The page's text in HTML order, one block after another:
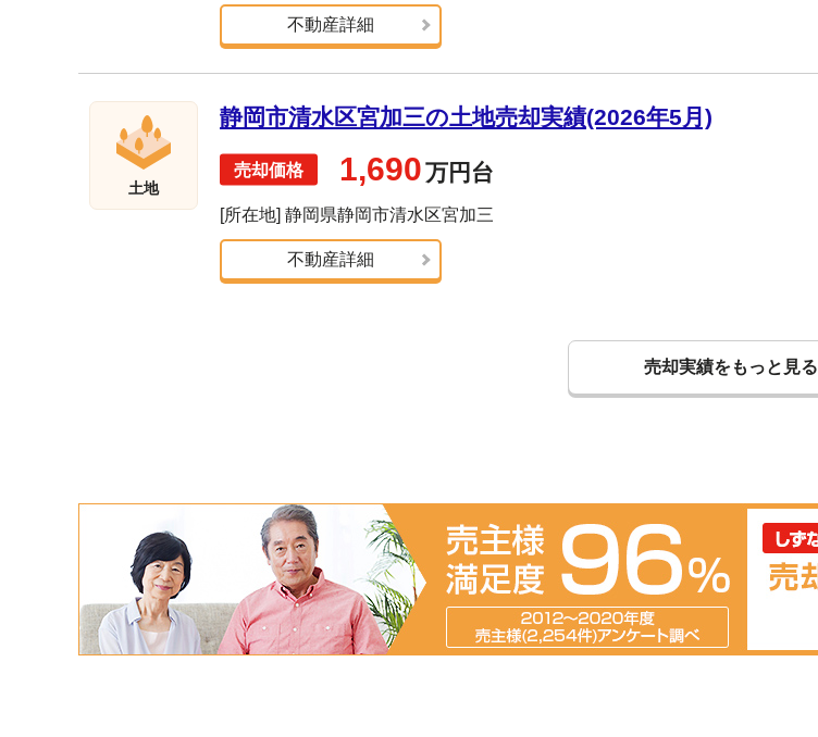
不動産詳細
土地
静岡市清水区宮加三の土地売却実績(2026年5月)
1,690万円台
[所在地] 静岡県静岡市清水区宮加三
不動産詳細
売却実績をもっと見る